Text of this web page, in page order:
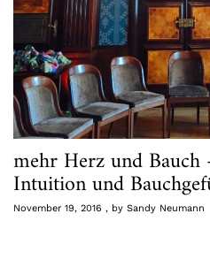
mehr Herz und
Intuition und
November 19, 2016 by Sandy Neumann